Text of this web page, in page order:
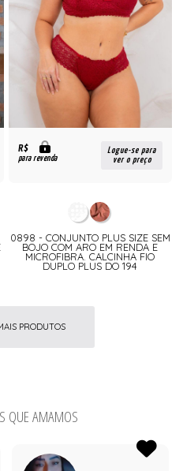
R$
para revenda
Logue-se para
ver o preço
0898 - CONJUNTO PLUS SIZE SEM
BOJO COM ARO EM RENDA E
MICROFIBRA. CALCINHA FIO
DUPLO PLUS DO 194
PRODUTOS
QUE AMAMOS